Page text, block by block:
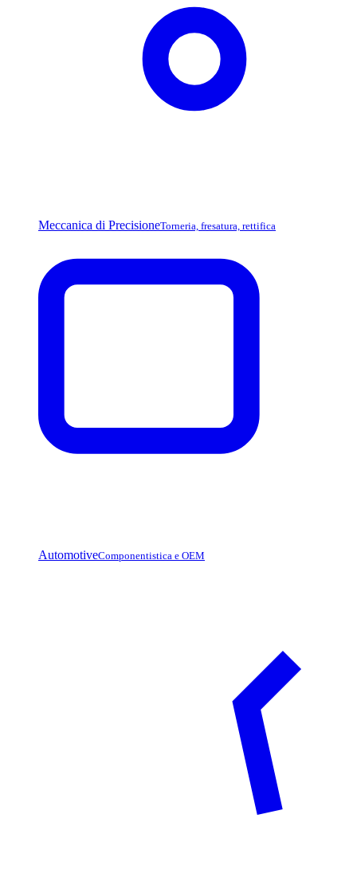
Meccanica di PrecisioneTorneria, fresatura, rettifica
AutomotiveComponentistica e OEM